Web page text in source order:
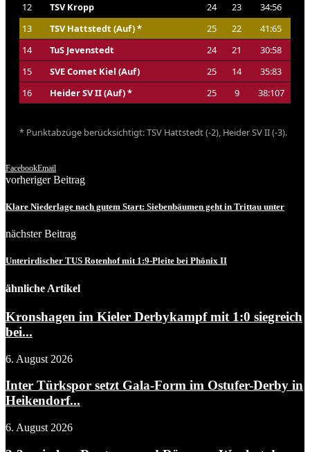
12
TSV Kropp 24 23
34:56
13
TSV Hattstedt (Auf) * 25 22
41:65
14
TuS Jevenstedt 24 21
30:58
15
SVE Comet Kiel (Auf) 25 14
35:83
16
Heider SV II (Auf) * 25 9 38:107
* Punktabzüge berücksichtigt: TSV Hattstedt (-2), Heider SV II (-3).
FacebookEmail
vorheriger Beitrag
Klare Niederlage nach gutem Start: Siebenbäumen geht in Trittau unter
nächster Beitrag
Unterirdischer TUS Rotenhof mit 1:9-Pleite bei Phönix II
ähnliche Artikel
Kronshagen im Kieler Derbykampf mit 1:0 siegreich
bei...
6. August 2026
Inter Türkspor setzt Gala-Form im Ostufer-Derby in
Heikendorf...
6. August 2026